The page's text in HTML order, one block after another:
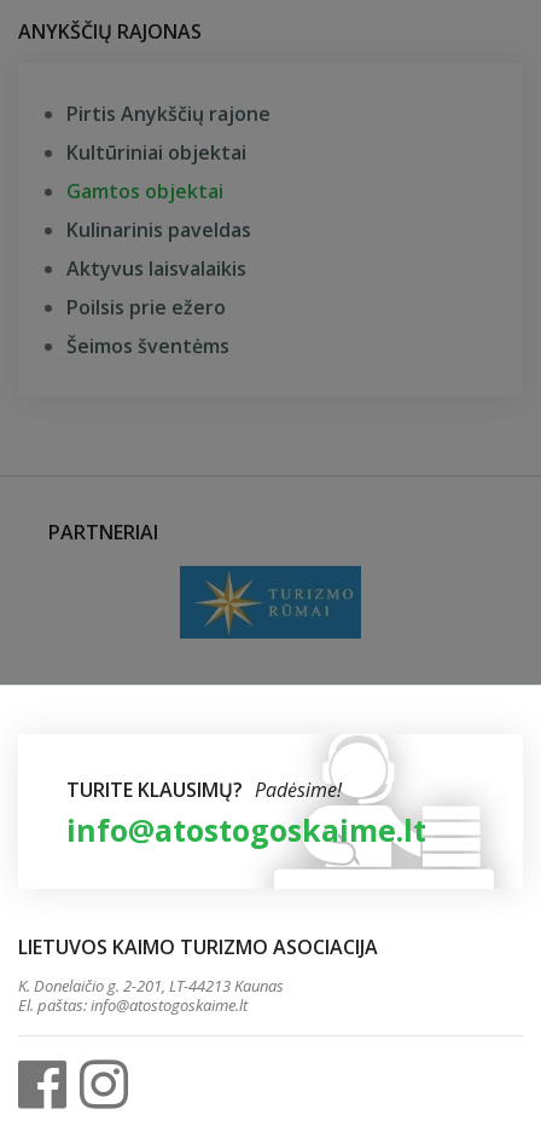
ANYKŠČIŲ RAJONAS
Pirtis Anykščių rajone
Kultūriniai objektai
Gamtos objektai
Kulinarinis paveldas
Aktyvus laisvalaikis
Poilsis prie ežero
Šeimos šventėms
PARTNERIAI
TURITE KLAUSIMŲ? Padėsime!
info@atostogoskaime.lt
LIETUVOS KAIMO TURIZMO ASOCIACIJA
K. Donelaičio g. 2-201, LT-44213 Kaunas
El. paštas:info@atostogoskaime.lt